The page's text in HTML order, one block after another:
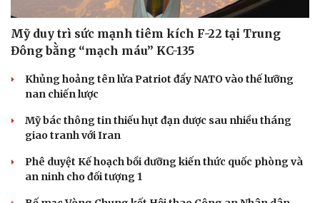
Mỹ duy trì sức mạnh tiêm kích F-22 tại Trung
Đông bằng “mạch máu” KC-135
Khủng hoảng tên lửa Patriot đẩy NATO vào thế lưỡng
nan chiến lược
Mỹ bác thông tin thiếu hụt đạn dược sau nhiều tháng
giao tranh với Iran
Phê duyệt Kế hoạch bồi dưỡng kiến thức quốc phòng và
an ninh cho đối tượng 1